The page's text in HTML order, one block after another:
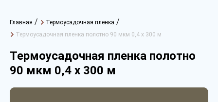
Главная / Термоусадочная пленка /
Термоусадочная пленка полотно 90 мкм 0,4 х 300 м
Термоусадочная пленка полотно
90 мкм 0,4 х 300 м